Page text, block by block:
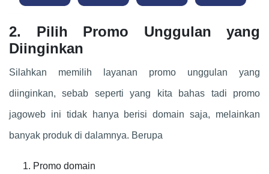
2. Pilih Promo Unggulan yang
Diinginkan
Silahkan memilih layanan promo unggulan yang
diinginkan, sebab seperti yang kita bahas tadi promo
jagoweb ini tidak hanya berisi domain saja, melainkan
banyak produk di dalamnya. Berupa
Promo domain